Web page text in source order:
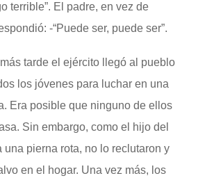
terrible”. El padre, en vez de
-“Puede ser, puede ser”.
tarde el ejército llegó al pueblo
los jóvenes para luchar en una
Era posible que ninguno de ellos
Sin embargo, como el hijo del
una pierna rota, no lo reclutaron y
en el hogar. Una vez más, los